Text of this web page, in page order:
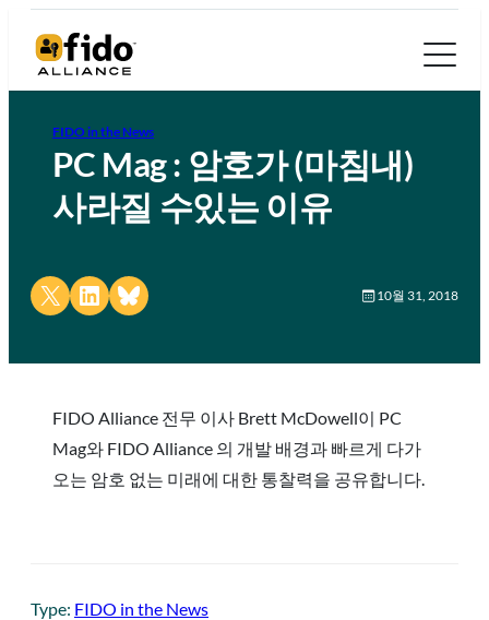
FIDO in the News
PC Mag : 암호가 (마침내)
사라질 수있는 이유
Share on X Share on LinkedIn
Share on Bluesky 10월 31, 2018
FIDO Alliance 전무 이사 Brett McDowell이 PC
Mag와 FIDO Alliance 의 개발 배경과 빠르게 다가
오는 암호 없는 미래에 대한 통찰력을 공유합니다.
Type: FIDO in the News